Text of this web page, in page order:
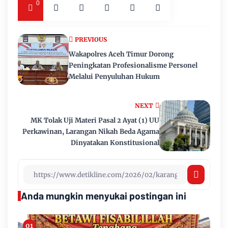
0
NEXT
MK Tolak Uji Materi Pasal 2 Ayat (1) UU
Perkawinan, Larangan Nikah Beda Agama
Dinyatakan Konstitusional
PREVIOUS
Wakapolres Aceh Timur Dorong
Peningkatan Profesionalisme Personel
Melalui Penyuluhan Hukum
Anda mungkin menyukai postingan ini